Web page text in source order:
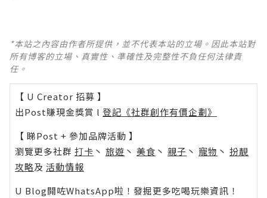
*本站之內容由作者所提供，並不代表本站的立場。因此本站對
所有博客的立場、真實性、準確性及完整性不負任何法律責
任。
【 U Creator 招募 】
出Post賺現金獎賞 l 登記《社群創作有價企劃》
【 睇Post + 參加品牌活動 】
瀏覽更多社群 打卡 丶 旅遊 丶 美食 丶 親子 丶 寵物 丶 扮靚
攻略及 活動情報
U Blog開咗WhatsApp啦！發掘更多吃喝玩樂資訊！